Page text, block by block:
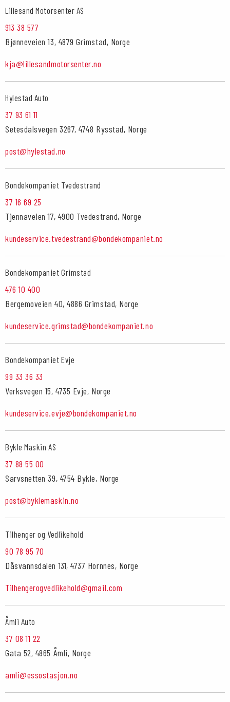
Lillesand Motorsenter AS
913 38 577
Bjønneveien 13, 4879 Grimstad, Norge
kja@lillesandmotorsenter.no
Hylestad Auto
37 93 61 11
Setesdalsvegen 3267, 4748 Rysstad, Norge
post@hylestad.no
Bondekompaniet Tvedestrand
37 16 69 25
Tjennaveien 17, 4900 Tvedestrand, Norge
kundeservice.tvedestrand@bondekompaniet.no
Bondekompaniet Grimstad
476 10 400
Bergemoveien 40, 4886 Grimstad, Norge
kundeservice.grimstad@bondekompaniet.no
Bondekompaniet Evje
99 33 36 33
Verksvegen 15, 4735 Evje, Norge
kundeservice.evje@bondekompaniet.no
Bykle Maskin AS
37 88 55 00
Sarvsnetten 39, 4754 Bykle, Norge
post@byklemaskin.no
Tilhenger og Vedlikehold
90 78 95 70
Dåsvannsdalen 131, 4737 Hornnes, Norge
Tilhengerogvedlikehold@gmail.com
Åmli Auto
37 08 11 22
Gata 52, 4865 Åmli, Norge
amli@essostasjon.no